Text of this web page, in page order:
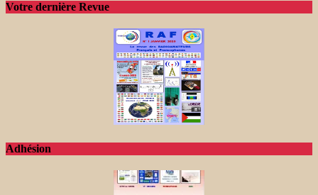
Votre dernière Revue
Adhésion